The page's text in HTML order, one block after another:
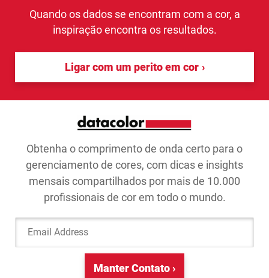
Quando os dados se encontram com a cor, a
inspiração encontra os resultados.
Ligar com um perito em cor
Obtenha o comprimento de onda certo para o
gerenciamento de cores, com dicas e insights
mensais compartilhados por mais de 10.000
profissionais de cor em todo o mundo.
Email Address
Manter Contato ›